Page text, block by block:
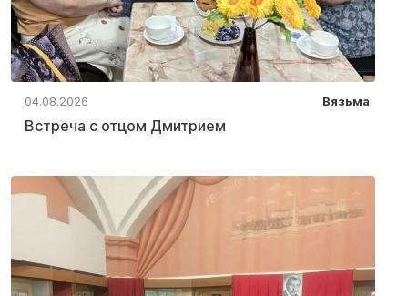
04.08.2026 Вязьма
Встреча с отцом Дмитрием